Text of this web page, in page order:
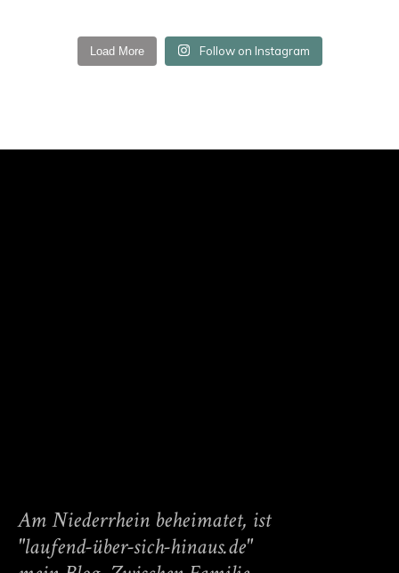
Load More Follow on Instagram
Am Niederrhein beheimatet, ist
"laufend-über-sich-hinaus.de"